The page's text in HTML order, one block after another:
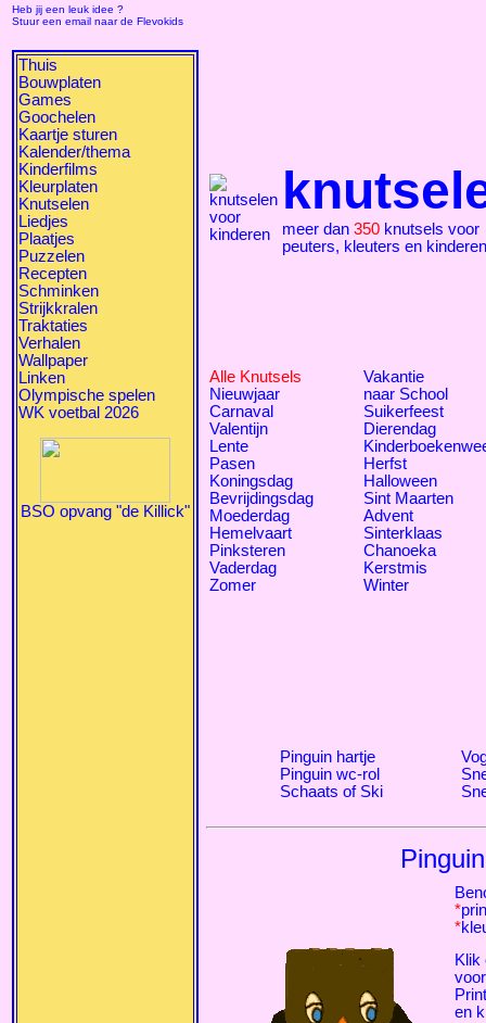
Heb jij een leuk idee ?
Stuur een email naar de Flevokids
Thuis
Bouwplaten
Games
Goochelen
Kaartje sturen
Kalender/thema
Kinderfilms
Kleurplaten
Knutselen
Liedjes
Plaatjes
Puzzelen
Recepten
Schminken
Strijkkralen
Traktaties
Verhalen
Wallpaper
Linken
Olympische spelen
WK voetbal 2026
BSO opvang "de Killick"
meer dan 350 knutsels voor
peuters, kleuters en kinderen
Alle Knutsels
Nieuwjaar
Carnaval
Valentijn
Lente
Pasen
Koningsdag
Bevrijdingsdag
Moederdag
Hemelvaart
Pinksteren
Vaderdag
Zomer
Vakantie
naar School
Suikerfeest
Dierendag
Herfst
Halloween
Sint Maarten
Advent
Sinterklaas
Chanoeka
Kerstmis
Winter
Pinguin hartje
Pinguin wc-rol
Schaats of Ski
*
*
Klik
en